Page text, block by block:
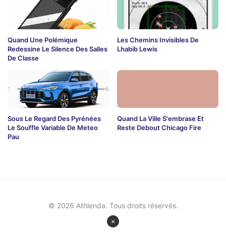
Quand Une Polémique
Redessine Le Silence Des Salles
De Classe
Les Chemins Invisibles De
Lhabib Lewis
Sous Le Regard Des Pyrénées
Le Souffle Variable De Meteo
Pau
Quand La Ville S'embrase Et
Reste Debout Chicago Fire
×
© 2026 Athlenda. Tous droits réservés.